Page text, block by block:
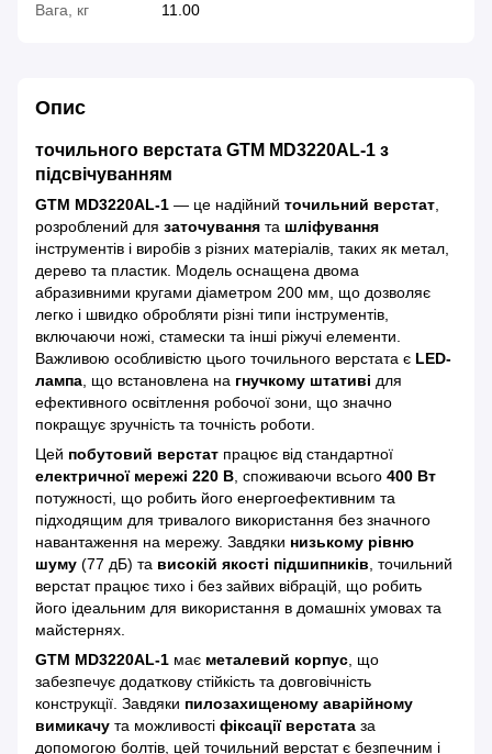
Вага, кг
11.00
Опис
точильного верстата GTM MD3220AL-1 з
підсвічуванням
GTM MD3220AL-1 — це надійний точильний верстат
розроблений для заточування та шліфування
інструментів і виробів з різних матеріалів, таких як метал,
дерево та пластик. Модель оснащена двома
абразивними кругами діаметром 200 мм, що дозволяє
легко і швидко обробляти різні типи інструментів,
включаючи ножі, стамески та інші ріжучі елементи.
Важливою особливістю цього точильного верстата є LED-
лампа , що встановлена на гнучкому штативі для
ефективного освітлення робочої зони, що значно
покращує зручність та точність роботи.
Цей побутовий верстат працює від стандартної
електричної мережі 220 В , споживаючи всього 400 Вт
потужності, що робить його енергоефективним та
підходящим для тривалого використання без значного
навантаження на мережу. Завдяки низькому рівню
шуму (77 дБ) та високій якості підшипників , точильний
верстат працює тихо і без зайвих вібрацій, що робить
його ідеальним для використання в домашніх умовах та
майстернях.
GTM MD3220AL-1 має металевий корпус , що
забезпечує додаткову стійкість та довговічність
конструкції. Завдяки пилозахищеному аварійному
вимикачу та можливості фіксації верстата за
допомогою болтів, цей точильний верстат є безпечним і